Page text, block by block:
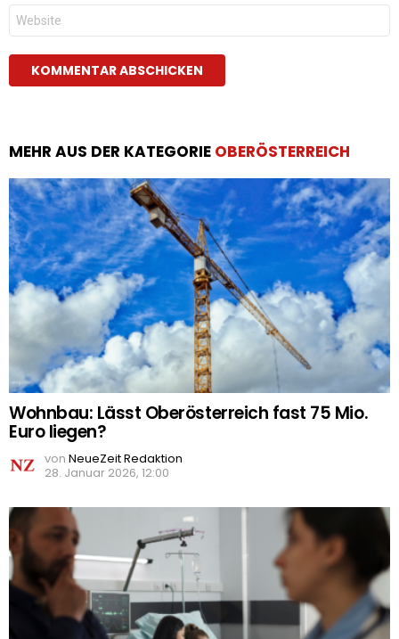
Website
MEHR AUS DER KATEGORIE OBERÖSTERREICH
Wohnbau: Lässt Oberösterreich fast 75 Mio.
Euro liegen?
von NeueZeit Redaktion
28. Januar 2026, 12:00